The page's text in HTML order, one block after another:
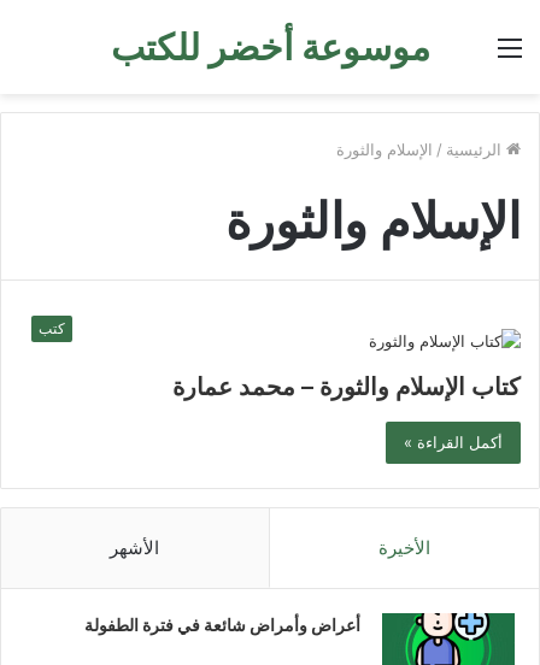
موسوعة أخضر للكتب القائمة
الرئيسية / الإسلام والثورة
الإسلام والثورة
كتب
كتاب الإسلام والثورة – محمد عمارة
أكمل القراءة »
الأخيرة الأشهر
أعراض وأمراض شائعة في فترة الطفولة